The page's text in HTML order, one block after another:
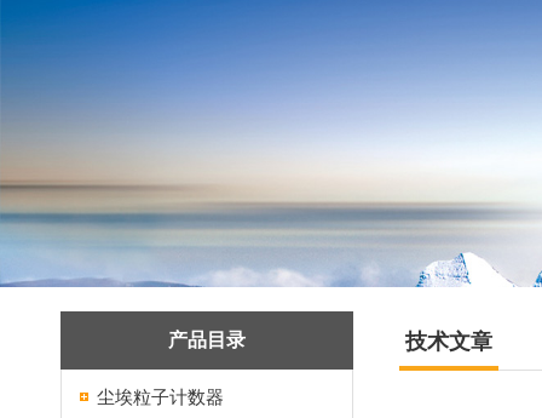
产品目录
尘埃粒子计数器
技术文章